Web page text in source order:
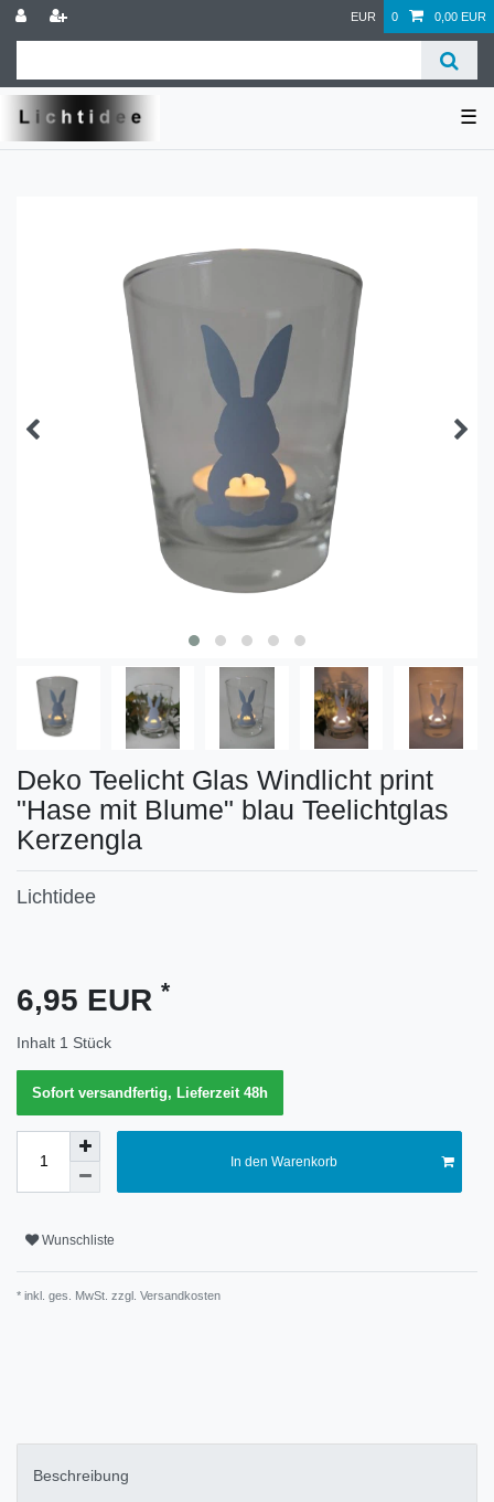
EUR 0 0,00 EUR
☰
Deko Teelicht Glas Windlicht print
"Hase mit Blume" blau Teelichtglas
Kerzengla
Lichtidee
Merkmal
6,95 EUR *
Inhalt 1 Stück
Sofort versandfertig, Lieferzeit 48h
In den Warenkorb
Wunschliste
* inkl. ges. MwSt. zzgl. Versandkosten
Beschreibung